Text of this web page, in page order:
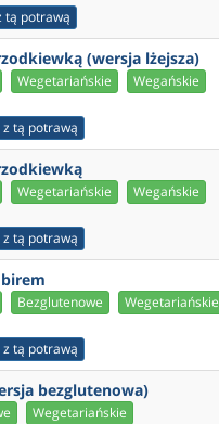
tą potrawą
(wersja lżejsza)
Wegetariańskie Wegańskie
z tą potrawą
Wegetariańskie Wegańskie
z tą potrawą
Bezglutenowe Wegetariańskie
z tą potrawą
bezglutenowa)
Wegetariańskie